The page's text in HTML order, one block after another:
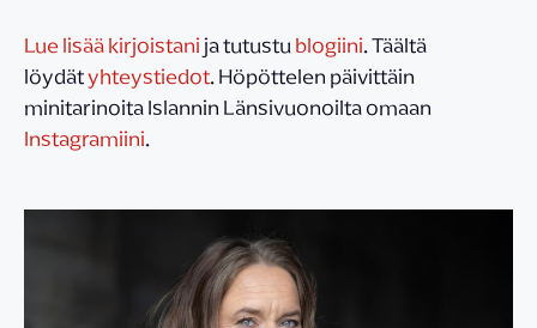
Lue lisää kirjoistanija tutustublogiini. Täältä
löydätyhteystiedot. Höpöttelen päivittäin
minitarinoita Islannin Länsivuonoilta omaan
Instagramiini.